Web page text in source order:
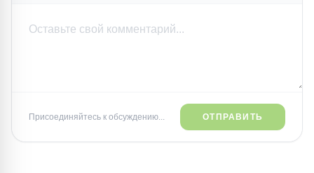
Присоединяйтесь к обсуждению... ОТПРАВИТЬ